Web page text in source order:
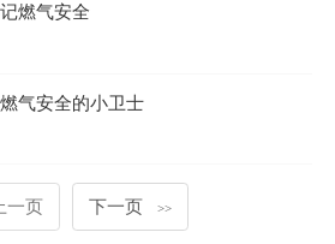
燃气安全
气安全的小卫士
一页 下一页 >>